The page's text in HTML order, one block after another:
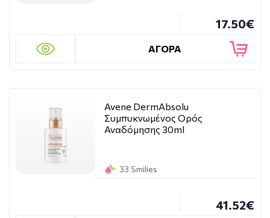
17.50€
ΑΓΟΡΑ
Avene DermAbsolu
Συμπυκνωμένος Ορός
Αναδόμησης 30ml
33 Smilies
41.52€